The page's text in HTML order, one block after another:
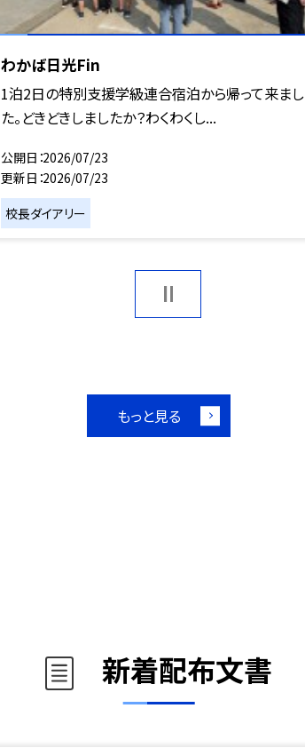
わかば日光Fin
1泊2日の特別支援学級連合宿泊から帰って来まし
た。どきどきしましたか？わくわくし...
公開日 2026/07/23
更新日 2026/07/23
校長ダイアリー
もっと見る
新着配布文書